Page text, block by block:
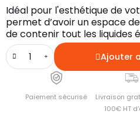
Idéal pour l'esthétique de
permet d’avoir un espace
de contenir tout les liquides
Ajouter
Paiement sécurisé
Livraison
100€ HT